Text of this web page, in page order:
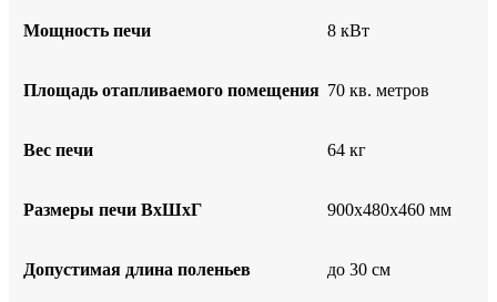
Мощность печи 8 кВт
Площадь отапливаемого помещения 70 кв. метров
Вес печи 64 кг
Размеры печи ВхШхГ 900х480х460 мм
Допустимая длина поленьев до 30 см